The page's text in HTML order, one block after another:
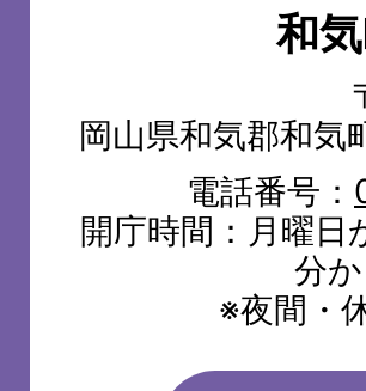
和
岡山県和気郡和気
電話番号：
開庁時間：月曜
分
※夜間・